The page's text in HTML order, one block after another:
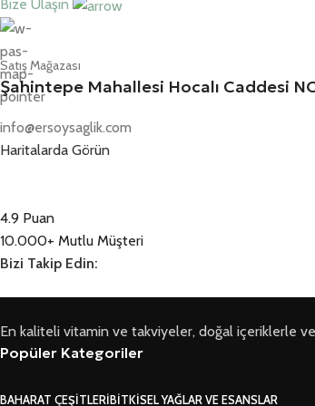
Bize Ulaşın
Satış Mağazası
Şahintepe Mahallesi Hocalı Caddesi
info@ersoysaglik.com
Haritalarda Görün
4.9 Puan
10.000+ Mutlu Müşteri
Bizi Takip Edin:
En kaliteli vitamin ve takviyeler, doğal içeriklerle
Popüler Kategoriler
BAHARAT ÇEŞITLERIBITKISEL YAĞLAR VE ESANSLAR